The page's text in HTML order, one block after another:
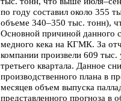
по году составил около 355
объеме 340–350 тыс. тонн),
Основной причиной данного
медного кека на КГМК. За
компании произвели 609
третьего квартала. Данное
производственного плана в
месяцев объем выпуска
представленного прогноза в